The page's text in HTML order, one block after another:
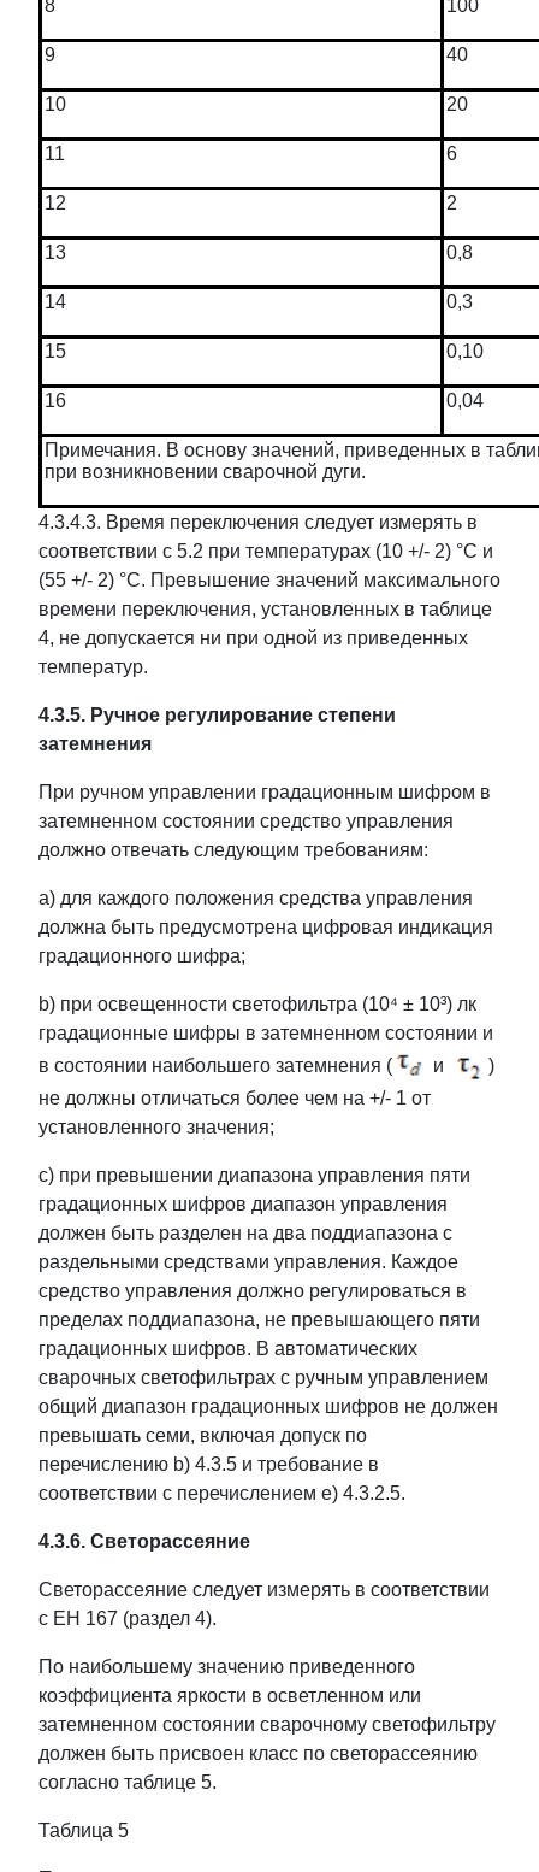
8 100
9 40
10 20
11 6
12 2
13 0,8
14 0,3
15 0,10
16 0,04
Примечания. В основу значений, приведенных в
при возникновении сварочной дуги.
4.3.4.3. Время переключения следует измерять в
соответствии с 5.2 при температурах (10 +/- 2) °C и
(55 +/- 2) °C. Превышение значений максимального
времени переключения, установленных в таблице
4, не допускается ни при одной из приведенных
температур.
4.3.5. Ручное регулирование степени
затемнения
При ручном управлении градационным шифром в
затемненном состоянии средство управления
должно отвечать следующим требованиям:
a) для каждого положения средства управления
должна быть предусмотрена цифровая индикация
градационного шифра;
b) при освещенности светофильтра (10⁴ ± 10³) лк
градационные шифры в затемненном состоянии и
в состоянии наибольшего затемнения (
и
)
не должны отличаться более чем на +/- 1 от
установленного значения;
c) при превышении диапазона управления пяти
градационных шифров диапазон управления
должен быть разделен на два поддиапазона с
раздельными средствами управления. Каждое
средство управления должно регулироваться в
пределах поддиапазона, не превышающего пяти
градационных шифров. В автоматических
сварочных светофильтрах с ручным управлением
общий диапазон градационных шифров не должен
превышать семи, включая допуск по
перечислению b) 4.3.5 и требование в
соответствии с перечислением e) 4.3.2.5.
4.3.6. Светорассеяние
Светорассеяние следует измерять в соответствии
с ЕН 167 (раздел 4).
По наибольшему значению приведенного
коэффициента яркости в осветленном или
затемненном состоянии сварочному светофильтру
должен быть присвоен класс по светорассеянию
согласно таблице 5.
Таблица 5